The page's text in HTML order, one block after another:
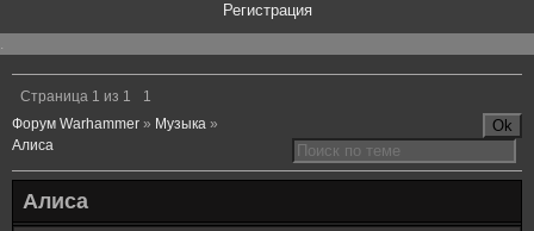
Регистрация
.
Страница 1 из 1
1
Форум Warhammer » Музыка »
Алиса
Алиса